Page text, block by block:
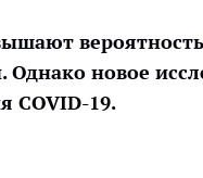
новое
COVID-19.